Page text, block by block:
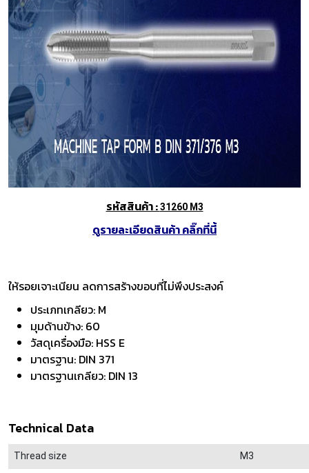
รหัสสินค้า :31260 M3
ดูรายละเอียดสินค้า คลิ๊กที่นี้
ให้รอยเจาะเนียน ลดการสร้างขอบที่ไม่พึงประสงค์
ประเภทเกลียว: M
มุมด้านข้าง: 60
วัสดุเครื่องมือ: HSS E
มาตรฐาน: DIN 371
มาตรฐานเกลียว: DIN 13
Technical Data
Thread size M3